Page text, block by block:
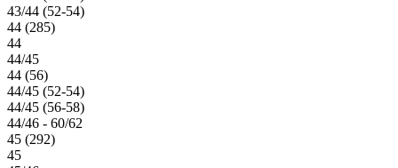
43/44 (52-54)
44 (285)
44
44/45
44 (56)
44/45 (52-54)
44/45 (56-58)
44/46 - 60/62
45 (292)
45